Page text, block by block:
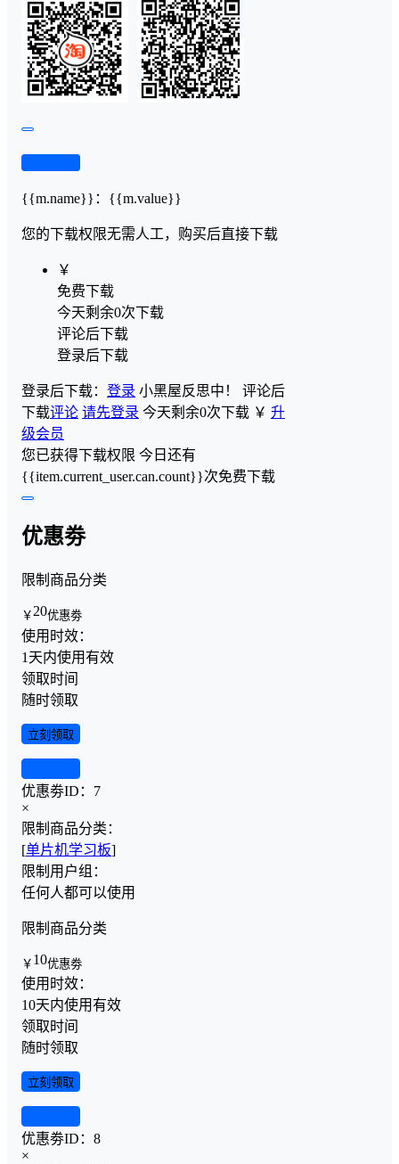
{{m.name}} ： {{m.value}}
您的下载权限无需人工，购买后直接下载
￥
免费下载
今天剩余0次下载
评论后下载
登录后下载
登录后下载： 登录 小黑屋反思中！ 评论后
下载评论 请先登录 今天剩余0次下载 ￥ 升
级会员
您已获得下载权限 今日还有
{{item.current_user.can.count}}次免费下载
优惠劵
限制商品分类
￥ 20优惠劵
使用时效：
1天内使用有效
领取时间
随时领取
立刻领取
优惠劵ID： 7
×
限制商品分类：
[单片机学习板]
限制用户组：
任何人都可以使用
限制商品分类
￥ 10优惠劵
使用时效：
10天内使用有效
领取时间
随时领取
立刻领取
优惠劵ID： 8
×